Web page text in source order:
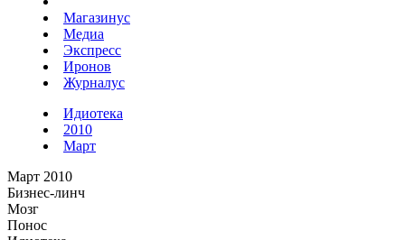
Магазинус
Медиа
Экспресс
Иронов
Журналус
Идиотека
2010
Март
Март 2010
Бизнес-линч
Мозг
Понос